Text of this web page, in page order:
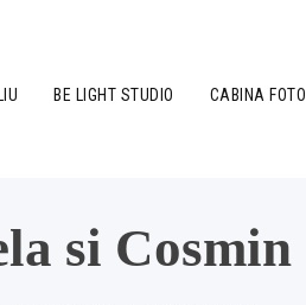
BE LIGHT STUDIO CABINA FOTO
si Cosmin